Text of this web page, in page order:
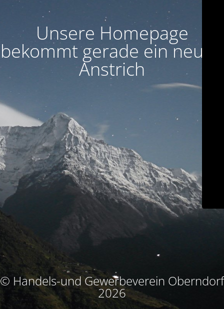
Unsere Homepage
bekommt gerade ein neuen
Anstrich
© Handels-und Gewerbeverein Oberndorf
2026